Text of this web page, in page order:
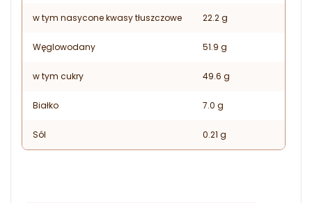
w tym nasycone kwasy tłuszczowe 22.2 g
Węglowodany 51.9 g
w tym cukry 49.6 g
Białko 7.0 g
Sól 0.21 g